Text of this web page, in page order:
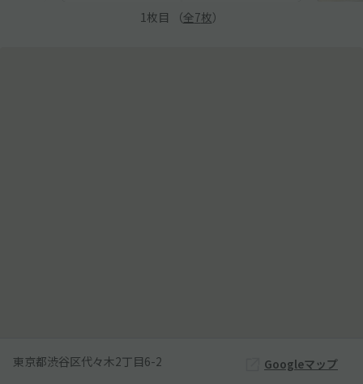
1 枚目 （全7枚）
東京都渋谷区代々木2丁目6-2 Googleマップ